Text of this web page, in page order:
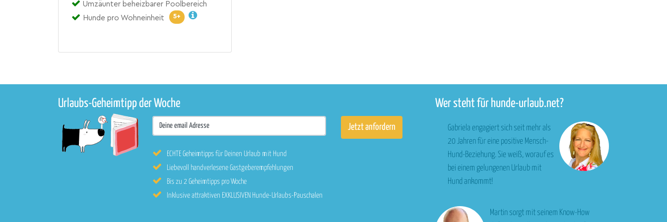
Umzäunter beheizbarer Poolbereich
Hunde pro Wohneinheit
5+
Urlaubs-Geheimtipp der Woche
ECHTE Geheimtipps für Deinen Urlaub mit Hund
Liebevoll handverlesene Gastgeberempfehlungen
Bis zu 2 Geheimtipps pro Woche
Inklusive attraktiven EXKLUSIVEN Hunde-Urlaubs-Pauschalen
Wer steht für hunde-urlaub.net?
Gabriela engagiert sich seit mehr als
20 Jahren für eine positive Mensch-
Hund-Beziehung. Sie weiß, worauf es
bei einem gelungenen Urlaub mit
Hund ankommt!
Martin sorgt mit seinem Know-How